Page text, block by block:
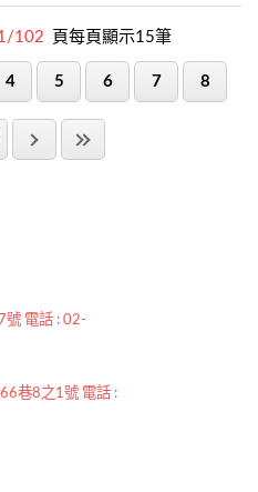
102 頁每頁顯示15筆
4 5 6 7 8
號 電話 : 02-
巷8之1號 電話 :